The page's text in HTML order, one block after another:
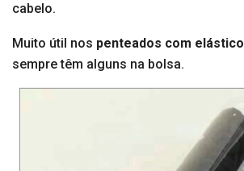
cabelo.
Muito útil nos penteados com elástico
sempre têm alguns na bolsa.